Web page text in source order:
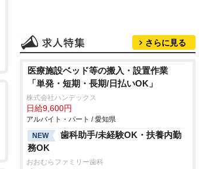
さらに見る
医療施設ベッド等の搬入・設置作業
「単発・短期・長期/日払いOK」
株式会社ハンデックス
日給9,600円
アルバイト・パート / 愛知県
NEW
歯科助手/未経験OK・扶養内勤
務OK
おおむらファミリー歯科